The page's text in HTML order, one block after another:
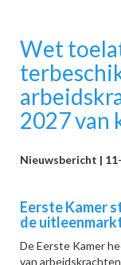
Wet
2027 van
Nieuwsbericht |
Eerste Kamer
de
De Eerste Kamer
van